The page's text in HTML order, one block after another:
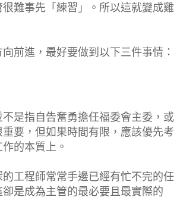
難事先「練習」。所以這就變成雞
前進，最好要做到以下三件事情：
是指自告奮勇擔任福委會主委，或
要，但如果時間有限，應該優先考
的本質上。
工程師常常手邊已經有忙不完的任
是成為主管的最必要且最實際的